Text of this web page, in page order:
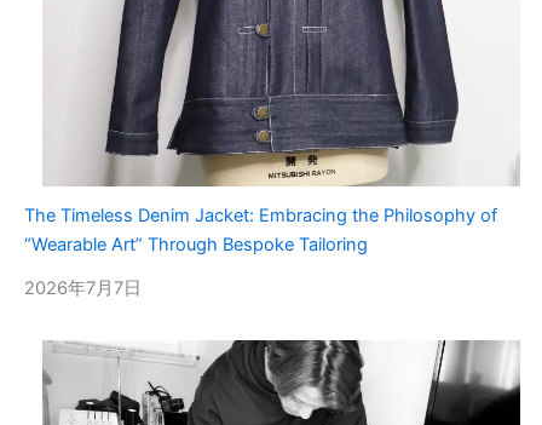
The Timeless Denim Jacket: Embracing the Philosophy of
“Wearable Art” Through Bespoke Tailoring
2026年7月7日